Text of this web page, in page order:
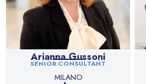
Arianna Gussoni
SENIOR CONSULTANT
MILANO